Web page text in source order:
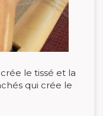
le tissé et la
qui crée le